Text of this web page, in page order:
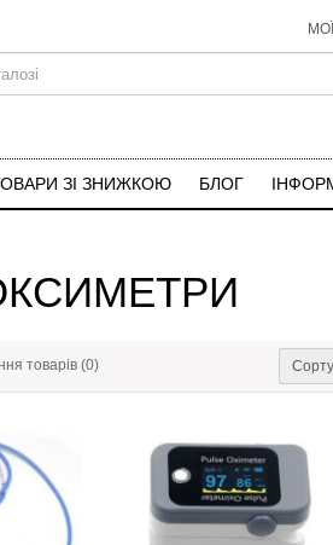
ЗІ ЗНИЖКОЮ БЛОГ
товарів (0)